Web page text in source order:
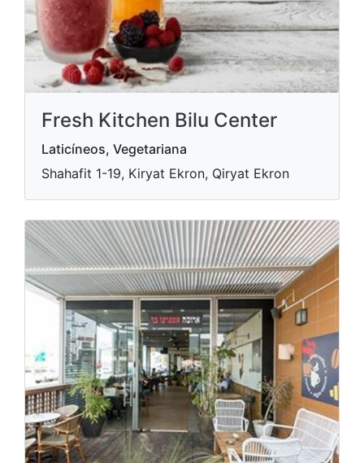
Fresh Kitchen Bilu Center
Laticíneos, Vegetariana
Shahafit 1-19, Kiryat Ekron, Qiryat Ekron